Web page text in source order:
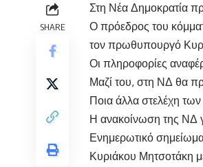
SHARE
Στη Νέα Δημοκρατία
Ο πρόεδρος του
τον πρωθυπουργό
Οι πληροφορίες
Μαζί του, στη ΝΔ θα
Ποια άλλα στελέχη
Η ανακοίνωση της ΝΔ
Ενημερωτικό
Κυριάκου Μητσοτάκη